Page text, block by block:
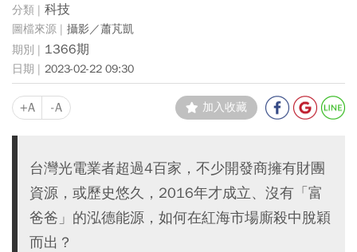
科技
攝影／蕭芃凱
1366期
2023-02-22 09:30
+A -A 加入收藏
台灣光電業者超過4百家，不少開發商擁有財團
資源，或歷史悠久，2016年才成立、沒有「富
爸爸」的泓德能源，如何在紅海市場廝殺中脫穎
而出？